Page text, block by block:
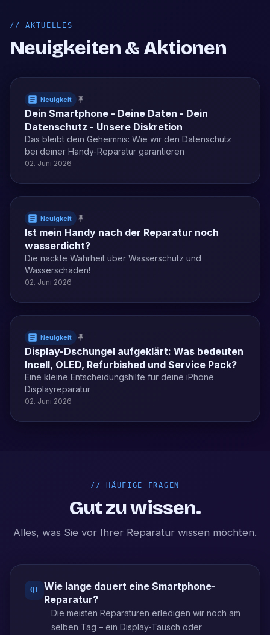
//AKTUELLES
Neuigkeiten & Aktionen
Neuigkeit
Dein Smartphone - Deine Daten - Dein
Datenschutz - Unsere Diskretion
Das bleibt dein Geheimnis: Wie wir den Datenschutz
bei deiner Handy-Reparatur garantieren
02. Juni 2026
Neuigkeit
Ist mein Handy nach der Reparatur noch
wasserdicht?
Die nackte Wahrheit über Wasserschutz und
Wasserschäden!
02. Juni 2026
Neuigkeit
Display-Dschungel aufgeklärt: Was bedeuten
Incell, OLED, Refurbished und Service Pack?
Eine kleine Entscheidungshilfe für deine iPhone
Displayreparatur
02. Juni 2026
// HÄUFIGE FRAGEN
Gut zu wissen.
Alles, was Sie vor Ihrer Reparatur wissen möchten.
Q1
Wie lange dauert eine Smartphone-
Reparatur?
Die meisten Reparaturen erledigen wir noch am
selben Tag – ein Display-Tausch oder